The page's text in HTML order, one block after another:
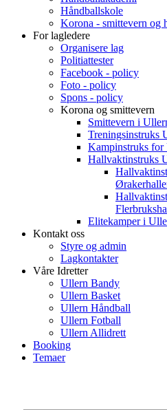
Håndballskole
Korona - smittevern og
For lagledere
Organisere lag
Politiattester
Facebook - policy
Foto - policy
Spons - policy
Korona og smittevern
Smittevern i
Treningsinstruks
Kampinstruks
Hallvaktinstruks
Elitekamper i
Kontakt oss
Styre og admin
Lagkontakter
Våre Idretter
Ullern Bandy
Ullern Basket
Ullern Håndball
Ullern Fotball
Ullern Allidrett
Booking
Temaer